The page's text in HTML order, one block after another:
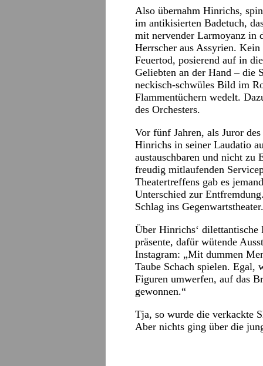
Also übernahm Hinrichs,
im antikisierten Badetuch,
mit nervender Larmoyanz in
Herrscher aus Assyrien.
Feuertod, posierend auf in
Geliebten an der Hand – die
neckisch-schwüles Bild im
Flammentüchern wedelt.
des Orchesters.
Vor fünf Jahren, als Juror
Hinrichs in seiner Laudatio
austauschbaren und nicht zu
freudig mitlaufenden
Theatertreffens gab es
Unterschied zur
Schlag ins Gegenwartstheater.
Über Hinrichs‘
präsente, dafür wütende
Instagram: „Mit dummen
Taube Schach spielen. Egal,
Figuren umwerfen, auf das
gewonnen.“
Tja, so wurde die verkackte
Aber nichts ging über die